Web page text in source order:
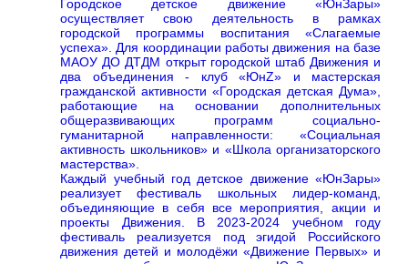
Городское детское движение «ЮнЗары»
осуществляет свою деятельность в рамках
городской программы воспитания «Слагаемые
успеха». Для координации работы движения на базе
МАОУ ДО ДТДМ открыт городской штаб Движения и
два объединения - клуб «ЮнZ» и мастерская
гражданской активности «Городская детская Дума»,
работающие на основании дополнительных
общеразвивающих программ социально-
гуманитарной направленности: «Социальная
активность школьников» и «Школа организаторского
мастерства».
Каждый учебный год детское движение «ЮнЗары»
реализует фестиваль школьных лидер-команд,
объединяющие в себя все мероприятия, акции и
проекты Движения. В 2023-2024 учебном году
фестиваль реализуется под эгидой Российского
движения детей и молодёжи «Движение Первых» и